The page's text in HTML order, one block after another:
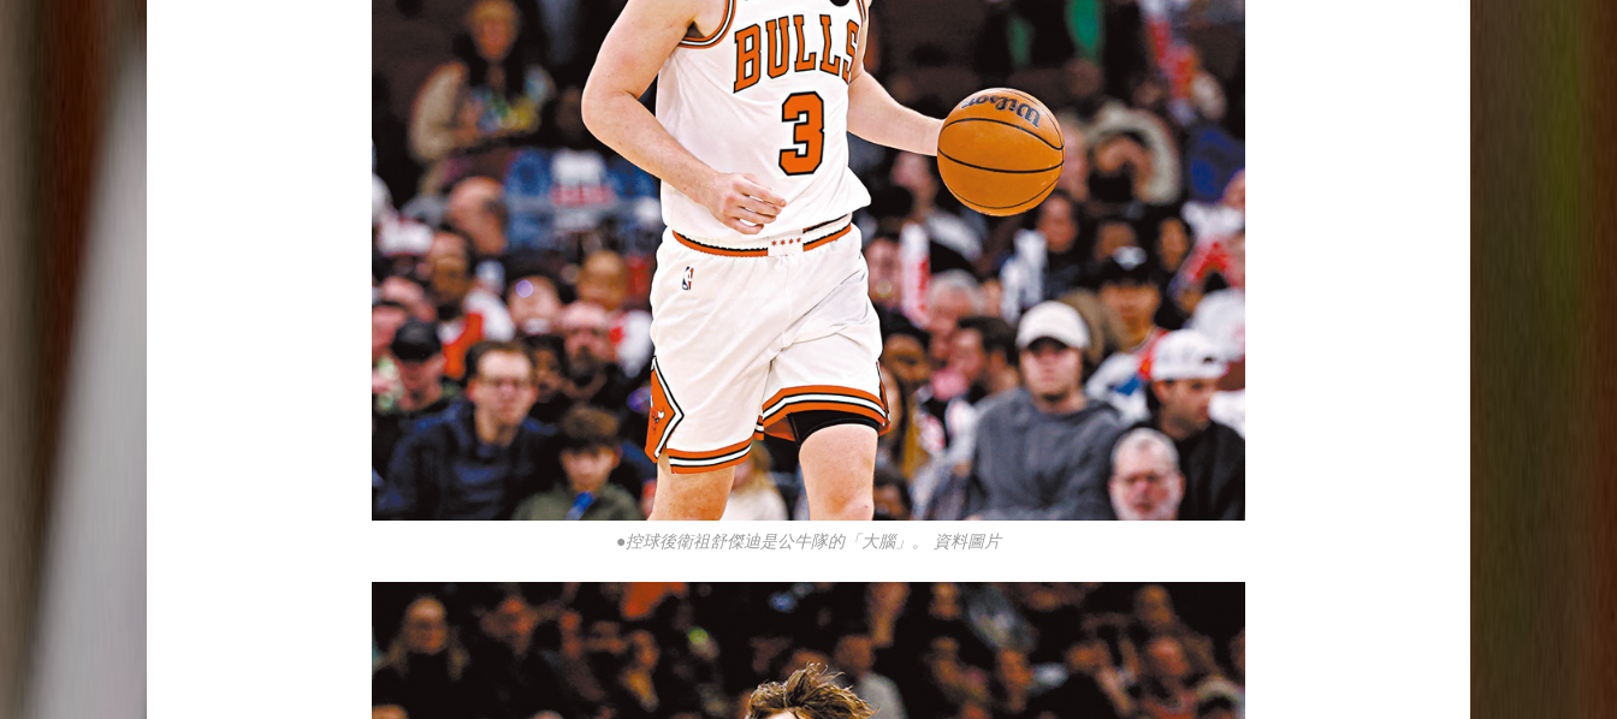
●控球後衛祖舒傑迪是公牛隊的「大腦」。 資料圖片